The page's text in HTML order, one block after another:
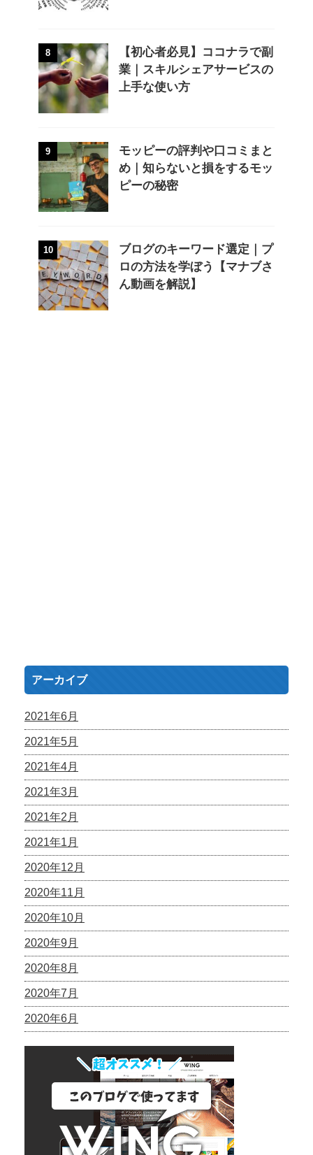
8
【初心者必見】ココナラで副
業｜スキルシェアサービスの
上手な使い方
9
モッピーの評判や口コミまと
め｜知らないと損をするモッ
ピーの秘密
10
ブログのキーワード選定｜プ
ロの方法を学ぼう【マナブさ
ん動画を解説】
アーカイブ
2021年6月
2021年5月
2021年4月
2021年3月
2021年2月
2021年1月
2020年12月
2020年11月
2020年10月
2020年9月
2020年8月
2020年7月
2020年6月